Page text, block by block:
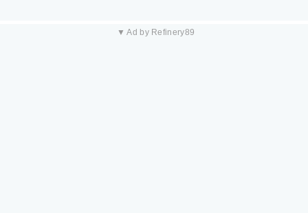
▼ Ad by Refinery89